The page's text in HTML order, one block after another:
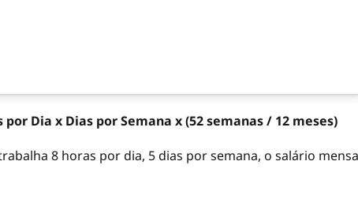
Dia x Dias por Semana x (52 semanas / 12 meses)
8 horas por dia, 5 dias por semana, o salário